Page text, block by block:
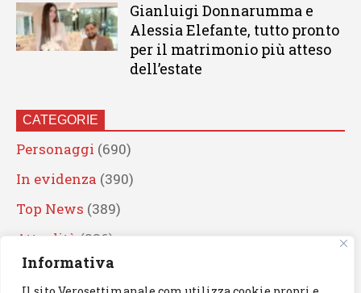
Informativa
Gianluigi Donnarumma e
Alessia Elefante, tutto pronto
per il matrimonio più atteso
dell’estate
CATEGORIE
Personaggi (690)
In evidenza (390)
Top News (389)
Attualità (336)
Eventi(330)